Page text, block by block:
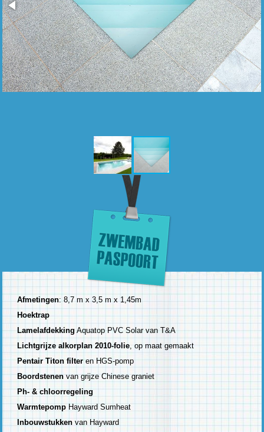
Afmetingen: 8,7 m x 3,5 m x 1,45m
Hoektrap
Lamelafdekking Aquatop PVC Solar van T&A
Lichtgrijze alkorplan 2010-folie , op maat gemaakt
Pentair Titon filteren HGS-pomp
Boordstenenvan grijze Chinese graniet
Ph- & chloorregeling
Warmtepomp Hayward Sumheat
Inbouwstukken van Hayward